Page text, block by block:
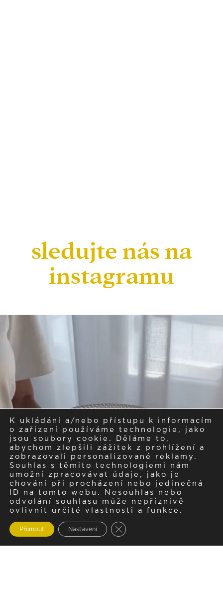
sledujte nás na
instagramu
K ukládání a/nebo přístupu k informacím
o zařízení používáme technologie, jako
jsou soubory cookie. Děláme to,
abychom zlepšili zážitek z prohlížení a
zobrazovali personalizované reklamy.
Souhlas s těmito technologiemi nám
umožní zpracovávat údaje, jako je
chování při procházení nebo jedinečná
ID na tomto webu. Nesouhlas nebo
odvolání souhlasu může nepříznivě
ovlivnit určité vlastnosti a funkce.
Přijmout Nastavení Zavřít cookie lištu GDPR